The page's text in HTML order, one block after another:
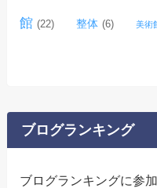
館 (22) 整体 (6) 美術
ブログランキング
ブログランキングに参